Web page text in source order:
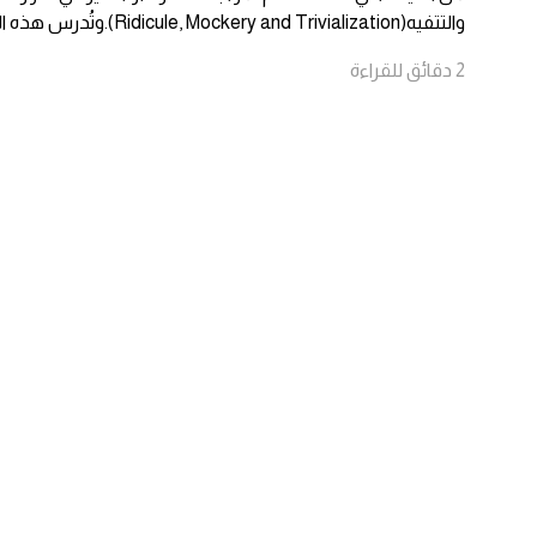
والتتفيه(Ridicule, Mockery and Trivialization).وتُدرس هذه الآليات
2 دقائق للقراءة